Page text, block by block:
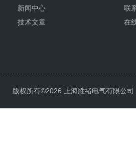
新闻中心
技术文章
联
在
版权所有©2026 上海胜绪电气有限公